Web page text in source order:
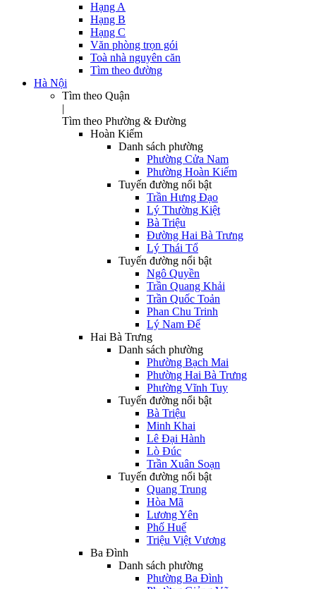
Hạng A
Hạng B
Hạng C
Văn phòng trọn gói
Toà nhà nguyên căn
Tìm theo đường
Hà Nội
Tìm theo Quận
|
Tìm theo Phường & Đường
Hoàn Kiếm
Danh sách phường
Phường Cửa Nam
Phường Hoàn Kiếm
Tuyến đường nổi bật
Trần Hưng Đạo
Lý Thường Kiệt
Bà Triệu
Đường Hai Bà Trưng
Lý Thái Tổ
Tuyến đường nổi bật
Ngô Quyền
Trần Quang Khải
Trần Quốc Toản
Phan Chu Trinh
Lý Nam Đế
Hai Bà Trưng
Danh sách phường
Phường Bạch Mai
Phường Hai Bà Trưng
Phường Vĩnh Tuy
Tuyến đường nổi bật
Bà Triệu
Minh Khai
Lê Đại Hành
Lò Đúc
Trần Xuân Soạn
Tuyến đường nổi bật
Quang Trung
Hòa Mã
Lương Yên
Phố Huế
Triệu Việt Vương
Ba Đình
Danh sách phường
Phường Ba Đình